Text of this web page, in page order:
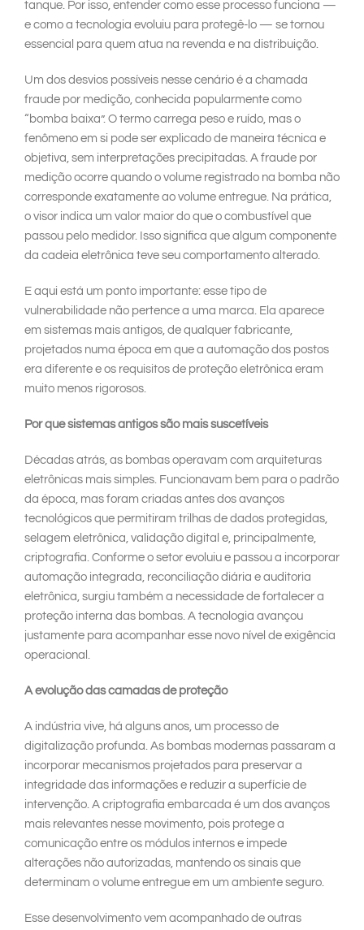
tanque. Por isso, entender como esse processo funciona —
e como a tecnologia evoluiu para protegê-lo — se tornou
essencial para quem atua na revenda e na distribuição.
Um dos desvios possíveis nesse cenário é a chamada
fraude por medição, conhecida popularmente como
“bomba baixa”. O termo carrega peso e ruído, mas o
fenômeno em si pode ser explicado de maneira técnica e
objetiva, sem interpretações precipitadas. A fraude por
medição ocorre quando o volume registrado na bomba não
corresponde exatamente ao volume entregue. Na prática,
o visor indica um valor maior do que o combustível que
passou pelo medidor. Isso significa que algum componente
da cadeia eletrônica teve seu comportamento alterado.
E aqui está um ponto importante: esse tipo de
vulnerabilidade não pertence a uma marca. Ela aparece
em sistemas mais antigos, de qualquer fabricante,
projetados numa época em que a automação dos postos
era diferente e os requisitos de proteção eletrônica eram
muito menos rigorosos.
Por que sistemas antigos são mais suscetíveis
Décadas atrás, as bombas operavam com arquiteturas
eletrônicas mais simples. Funcionavam bem para o padrão
da época, mas foram criadas antes dos avanços
tecnológicos que permitiram trilhas de dados protegidas,
selagem eletrônica, validação digital e, principalmente,
criptografia. Conforme o setor evoluiu e passou a incorporar
automação integrada, reconciliação diária e auditoria
eletrônica, surgiu também a necessidade de fortalecer a
proteção interna das bombas. A tecnologia avançou
justamente para acompanhar esse novo nível de exigência
operacional.
A evolução das camadas de proteção
A indústria vive, há alguns anos, um processo de
digitalização profunda. As bombas modernas passaram a
incorporar mecanismos projetados para preservar a
integridade das informações e reduzir a superfície de
intervenção. A criptografia embarcada é um dos avanços
mais relevantes nesse movimento, pois protege a
comunicação entre os módulos internos e impede
alterações não autorizadas, mantendo os sinais que
determinam o volume entregue em um ambiente seguro.
Esse desenvolvimento vem acompanhado de outras